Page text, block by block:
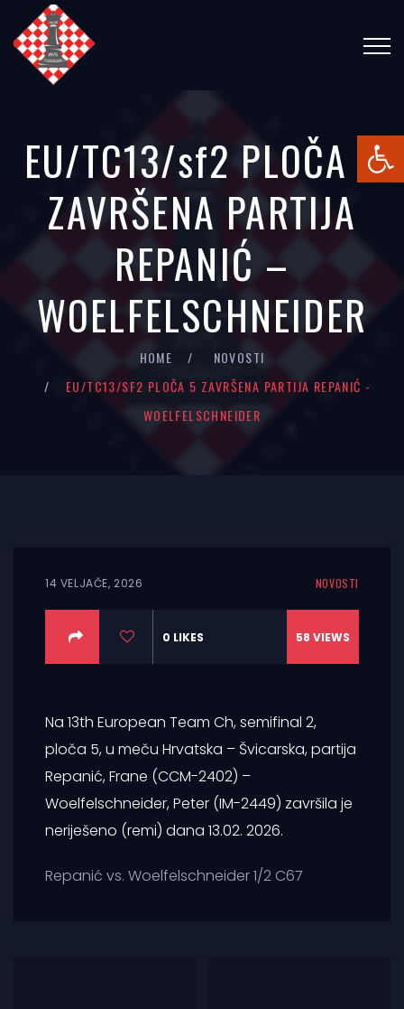
EU/TC13/sf2 PLOČA 5
ZAVRŠENA PARTIJA
REPANIĆ –
WOELFELSCHNEIDER
HOME
NOVOSTI
EU/TC13/SF2 PLOČA 5 ZAVRŠENA PARTIJA REPANIĆ -
WOELFELSCHNEIDER
14 VELJAČE, 2026 NOVOSTI
0 LIKES 58 VIEWS
Na 13th European Team Ch, semifinal 2,
ploča 5, u meču Hrvatska – Švicarska, partija
Repanić, Frane (CCM-2402) –
Woelfelschneider, Peter (IM-2449) završila je
neriješeno (remi) dana 13.02. 2026.
Repanić vs. Woelfelschneider 1/2 C67